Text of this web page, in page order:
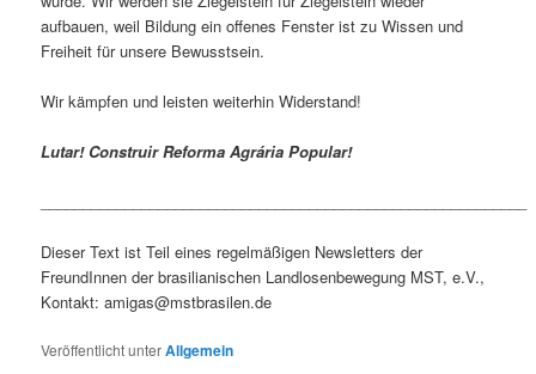
aufbauen, weil Bildung ein offenes Fenster ist zu Wissen und
Freiheit für unsere Bewusstsein.
Wir kämpfen und leisten weiterhin Widerstand!
Lutar! Construir Reforma Agrária Popular!
Dieser Text ist Teil eines regelmäßigen Newsletters der
FreundInnen der brasilianischen Landlosenbewegung MST, e.V.,
Kontakt: amigas@mstbrasilen.de
Veröffentlicht unterAllgemein